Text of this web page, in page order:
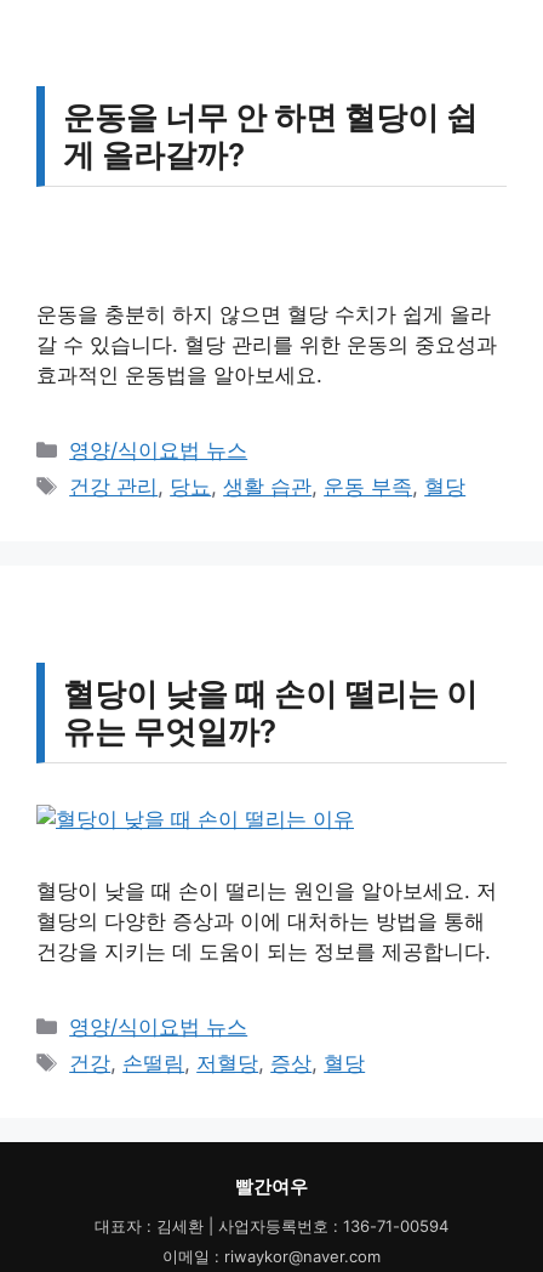
운동을 너무 안 하면 혈당이 쉽
게 올라갈까?
운동을 충분히 하지 않으면 혈당 수치가 쉽게 올라
갈 수 있습니다. 혈당 관리를 위한 운동의 중요성과
효과적인 운동법을 알아보세요.
카
테
영양/식이요법 뉴스
태
건강 관리 , 당뇨,생활 습관, 운동 부족, 혈당
혈당이 낮을 때 손이 떨리는 이
유는 무엇일까?
혈당이 낮을 때 손이 떨리는 원인을 알아보세요. 저
혈당의 다양한 증상과 이에 대처하는 방법을 통해
건강을 지키는 데 도움이 되는 정보를 제공합니다.
카
테
영양/식이요법 뉴스
태
건강, 손떨림, 저혈당, 증상, 혈당
빨간여우
대표자 : 김세환 | 사업자등록번호 : 136-71-00594
이메일 : riwaykor@naver.com